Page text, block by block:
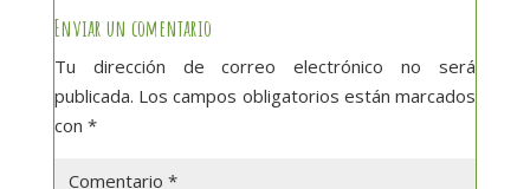
Enviar un comentario
Tu dirección de correo electrónico no será
publicada. Los campos obligatorios están marcados
con *